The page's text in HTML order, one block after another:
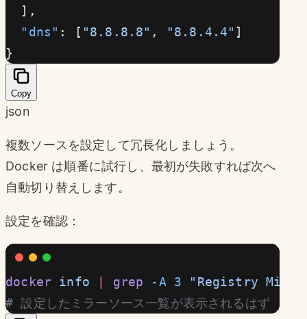
  ],
  "dns"
: [ "8.8.8.8" , "8.8.4.4" ]
}
Copy
json
複数ソースを設定して冗長化しましょう。
Docker は順番に試行し、最初が失敗すれば次へ
自動切り替えします。
設定を確認：
docker info grep -A 3 "Registry
# 設定したミラーソース一覧が表示されるはず